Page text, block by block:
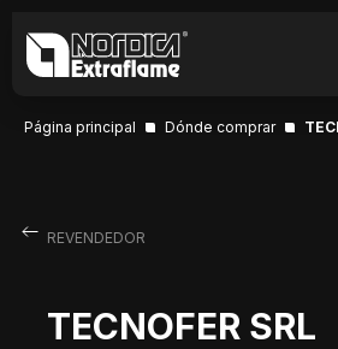
Página principal Dónde comprar
REVENDEDOR
TECNOFER SRL